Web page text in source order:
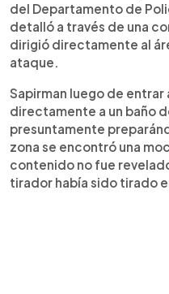
del Departamento de
detalló a través de una
dirigió directamente al
ataque.
Sapirman luego de
directamente a un baño
presuntamente
zona se encontró una
contenido no fue
tirador había sido tirado